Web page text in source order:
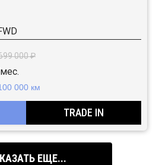
000 ₽
000 км
TRADE IN
ЕЩЕ...